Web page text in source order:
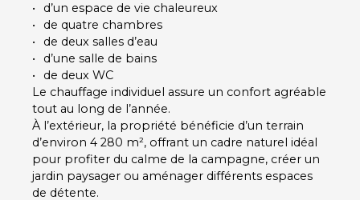
d’un espace de vie chaleureux
de quatre chambres
de deux salles d’eau
d’une salle de bains
de deux WC
Le chauffage individuel assure un confort agréable
tout au long de l’année.
À l’extérieur, la propriété bénéficie d’un terrain
d’environ 4 280 m², offrant un cadre naturel idéal
pour profiter du calme de la campagne, créer un
jardin paysager ou aménager différents espaces
de détente.